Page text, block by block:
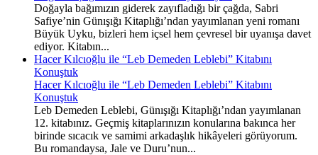
Doğayla bağımızın giderek zayıfladığı bir çağda, Sabri
Safiye’nin Günışığı Kitaplığı’ndan yayımlanan yeni romanı
Büyük Uyku, bizleri hem içsel hem çevresel bir uyanışa davet
ediyor. Kitabın...
Hacer Kılcıoğlu ile “Leb Demeden Leblebi” Kitabını
Konuştuk
Hacer Kılcıoğlu ile “Leb Demeden Leblebi” Kitabını
Konuştuk
Leb Demeden Leblebi, Günışığı Kitaplığı’ndan yayımlanan
12. kitabınız. Geçmiş kitaplarınızın konularına bakınca her
birinde sıcacık ve samimi arkadaşlık hikâyeleri görüyorum.
Bu romandaysa, Jale ve Duru’nun...